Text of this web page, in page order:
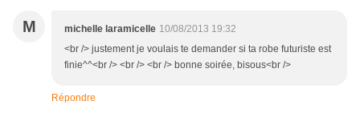
M michelle laramicelle 10/08/2013 19:32
<br /> justement je voulais te demander si ta robe futuriste est
finie^^<br /> <br /> <br /> bonne soirée, bisous<br />
Répondre